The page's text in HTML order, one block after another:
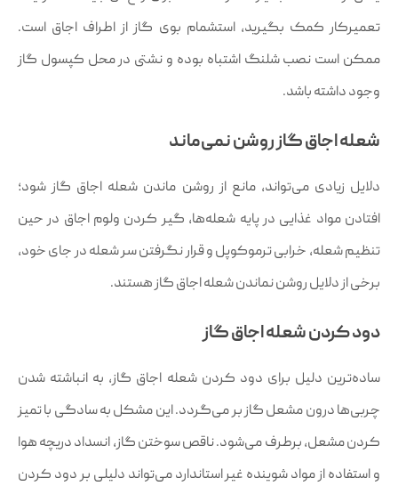
تعمیرکار کمک بگیرید، استشمام بوی گاز از اطراف اجاق است.
ممکن است نصب شلنگ اشتباه بوده و نشتی در محل کپسول گاز
وجود داشته باشد.
شعله اجاق گاز روشن نمی‌ماند
دلایل زیادی می‌تواند، مانع از روشن ماندن شعله اجاق گاز شود؛
افتادن مواد غذایی در پایه شعله‌ها، گیر کردن ولوم اجاق در حین
تنظیم شعله، خرابی ترموکوپل و قرار نگرفتن سر شعله در جای خود،
برخی از دلایل روشن نماندن شعله اجاق گاز هستند.
دود کردن شعله اجاق گاز
ساده‌ترین دلیل برای دود کردن شعله اجاق گاز، به انباشته شدن
چربی‌ها درون مشعل گاز بر می‌گردد. این مشکل به سادگی با تمیز
کردن مشعل، برطرف می‌شود. ناقص سوختن گاز، انسداد دریچه هوا
و استفاده از مواد شوینده غیر استاندارد می‌تواند دلیلی بر دود کردن